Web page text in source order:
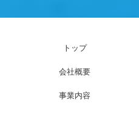
トップ
会社概要
事業内容